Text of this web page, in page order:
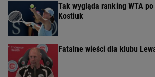
Tak wygląda ranking WTA
Kostiuk
Fatalne wieści dla klubu